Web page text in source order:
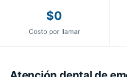
$0
Costo por llamar